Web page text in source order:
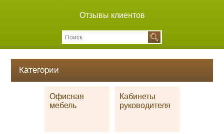
Отзывы клиентов
Категории
Офисная
мебель
Кабинеты
руководителя